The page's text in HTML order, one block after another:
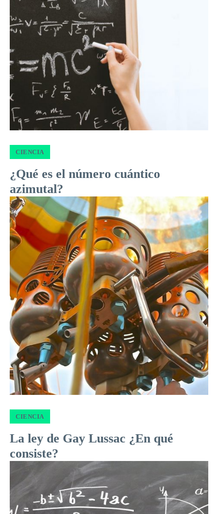
CIENCIA
¿Qué es el número cuántico
azimutal?
CIENCIA
La ley de Gay Lussac ¿En qué
consiste?